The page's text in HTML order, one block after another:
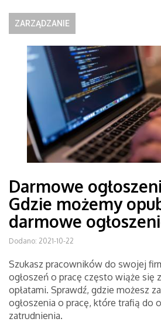
ZARZĄDZANIE
Darmowe
Gdzie możemy
darmowe
Dodano: 2021-10-22
Szukasz pracowników do swojej
ogłoszeń o pracę często wiąże się
opłatami. Sprawdź, gdzie możesz
ogłoszenia o pracę, które trafią do
zatrudnienia.